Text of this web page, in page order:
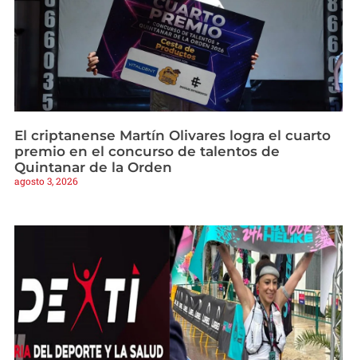
El criptanense Martín Olivares logra el cuarto
premio en el concurso de talentos de
Quintanar de la Orden
agosto 3, 2026